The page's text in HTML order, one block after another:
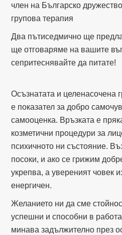
член на Българско
групова терапия
Два пътиседмично ще
ще отговаряме на вашите
сепритеснявайте да питате!
Осъзнатата и целенасочена
е показател за добро
самооценка. Връзката е
козметични процедури за
психичното ни състояние.
посоки, и ако се грижим
укрепва, а увереният човек
енергичен.
Желанието ни да сме
успешни и способни в
минава задължително през